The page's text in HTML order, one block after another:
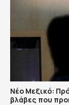
Νέο Μεξικό:
βλάβες που